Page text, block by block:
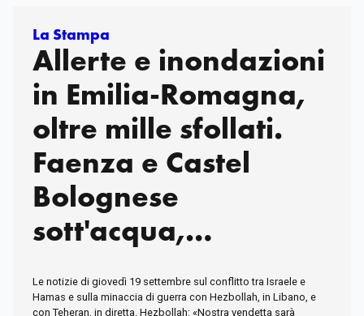
La Stampa
Allerte e inondazioni
in Emilia-Romagna,
oltre mille sfollati.
Faenza e Castel
Bolognese
sott'acqua,
a Bologna
Le notizie di giovedì 19 settembre sul conflitto tra Israele e
Hamas e sulla minaccia di guerra con Hezbollah, in Libano, e
con Teheran, in diretta. Hezbollah: «Nostra vendetta sarà